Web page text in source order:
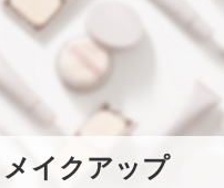
メイクアップ